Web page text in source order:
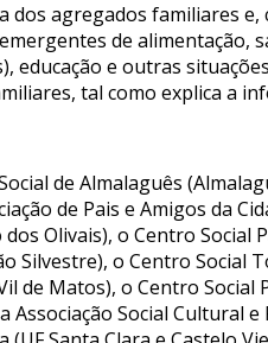
dos agregados familiares
de alimentação,
e outras
tal como explica a
de Almalaguês
de Pais e Amigos da
Olivais), o Centro Social
Silvestre), o Centro
de Matos), o Centro Social
Social Cultural e